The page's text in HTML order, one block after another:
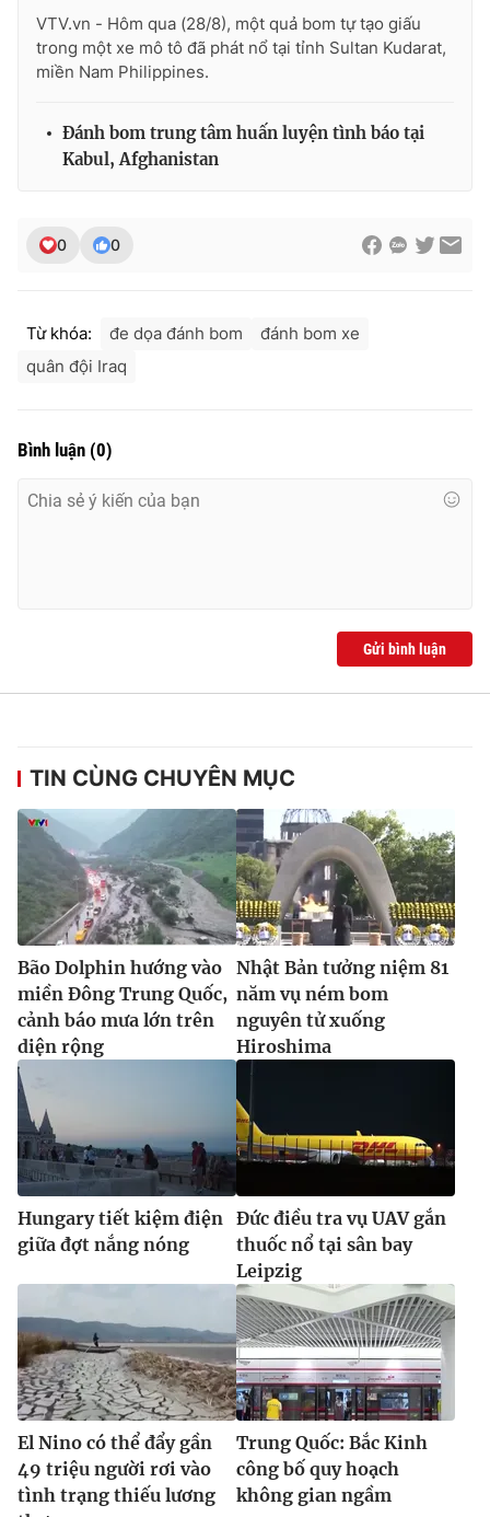
Giấy phép hoạt động báo in và báo điện tử số 483/GP-BTTTT
cấp ngày 29/12/2023
Nguyễn Trọng Ninh
Ðiện thoại Thời báo VTV:024.66 897 897
® Cấm sao chép dưới mọi hình thức nếu không có sự chấp
thuận bằng văn bản. Ghi rõ nguồn VTV.vn khi phát hành lại
thông tin từ website này.
VTV.vn - Hôm qua (28/8), một quả bom tự tạo giấu
trong một xe mô tô đã phát nổ tại tỉnh Sultan Kudarat,
miền Nam Philippines.
Đánh bom trung tâm huấn luyện tình báo tại
Kabul, Afghanistan
0 0
Từ khóa: đe dọa đánh bom
đánh bom xe
quân đội Iraq
Bình luận (0)
Gửi bình luận
TIN CÙNG CHUYÊN MỤC
Bão Dolphin hướng vào
miền Đông Trung Quốc,
cảnh báo mưa lớn trên
diện rộng
Nhật Bản tưởng niệm 81
năm vụ ném bom
nguyên tử xuống
Hiroshima
Hungary tiết kiệm điện
giữa đợt nắng nóng
Đức điều tra vụ UAV gắn
thuốc nổ tại sân bay
Leipzig
El Nino có thể đẩy gần
49 triệu người rơi vào
tình trạng thiếu lương
Trung Quốc: Bắc Kinh
công bố quy hoạch
không gian ngầm